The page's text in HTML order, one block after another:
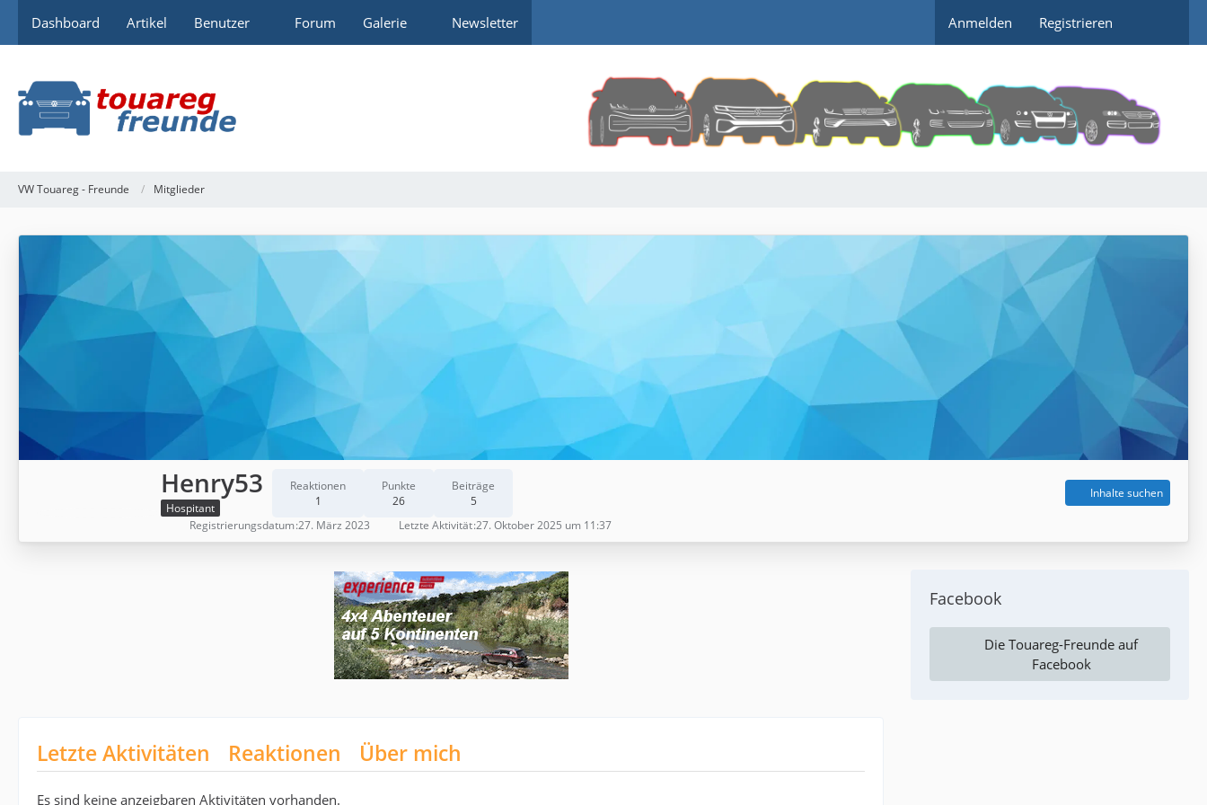
Dashboard Artikel Benutzer Forum Galerie Newsletter Anmelden Registrieren
VW Touareg - Freunde Mitglieder
Henry53
Hospitant
Reaktionen
1
Punkte
26
Beiträge
5
Inhalte suchen
Registrierungsdatum 27. März 2023 Letzte Aktivität 27. Oktober 2025 um 11:37
Letzte Aktivitäten Reaktionen Über mich
Es sind keine anzeigbaren Aktivitäten vorhanden.
Facebook
Die Touareg-Freunde auf
Facebook